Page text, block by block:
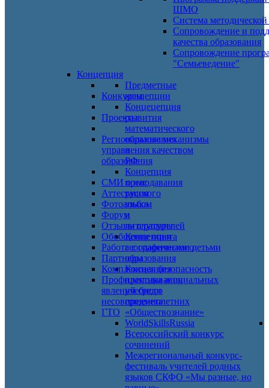
ШМО
Система
Сопровождение и
качества образования
Сопровождение
"Семьеведение"
Концепция
Предметные
концепции
Концецепция
развития
математического
образования
в
РФ
Концепция
преподавания
русского
языка
и
литературы
Концепция
географического
образования
Концепция
преподавания
учебного
предмета
«Обществознание»
Конкурсы
WorldSkillsRussia
Всероссийский конкурс
сочинений
Межрегиональный конкурс-
фестиваль учителей родных
языков СКФО «Мы разные, но
Проекты
Региональные механизмы
управления качеством
образования
СМИ о нас
Аттестация
Фотоальбом
Форум
Отзывы слушателей
Обобщение опыта
Работа с одаренными детьми
Партнеры
Комплексная безопасность
Профилактика асоциальных
явлений среди
несовершеннолетних
ГТО